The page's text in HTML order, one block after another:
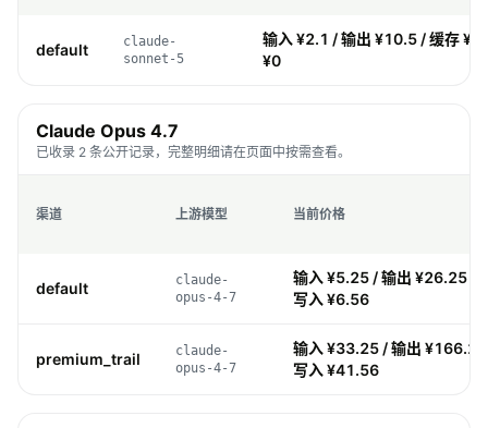
default
claude-
sonnet-5
输入 ¥2.1 / 输出 ¥10.5 / 缓存
¥0
Claude Opus 4.7
已收录 2 条公开记录，完整明细请在页面中按需查看。
渠道 上游模型 当前价格
default
claude-
opus-4-7
输入 ¥5.25 / 输出 ¥26.25 /
写入 ¥6.56
premium_trail
claude-
opus-4-7
输入 ¥33.25 / 输出
写入 ¥41.56